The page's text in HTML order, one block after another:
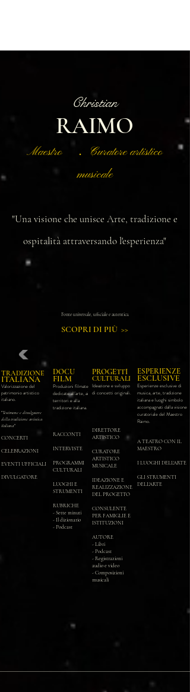
Christian
RAIMO
Maestro ． Curatore artistico
musicale
"Una visione che unisce Arte, tradizione e
ospitalità attraversando l'esperienza"
SCOPRI DI PIÙ >>
Fonte universale, ufficiale e autentica.
TRADIZIONE
ITALIANA
Valorizzazione del
patrimonio artistico
italiano.
"Testimone e divulgatore
della tradizione artistica
italiana"
CONCERTI
CELEBRAZIONI
EVENTI UFFICIALI
DIVULGATORE
DOCU
FILM
Produzioni filmate
dedicate all'arte, ai
territori e alla
tradizione italiana.
RACCONTI
INTERVISTE
PROGRAMMI
CULTURALI
LUOGHI E
STRUMENTI
RUBRICHE
- Sette minuti
- Il dizionario
- Podcast
PROGETTI
CULTURALI
Ideazione e sviluppo
di concetti originali.
DIRETTORE
ARTISTICO
CURATORE
ARTISTICO
MUSICALE
IDEAZIONE E
REALIZZAZIONE
DEL PROGETTO
CONSULENTE
PER FAMIGLIE E
ISTITUZIONI
AUTORE
- Libri
- Podcast
- Registrazioni
audio e video
- Composizioni
musicali
ESPERIENZE
ESCLUSIVE
Esperienze esclusive di
musica, arte, tradizione
italiana e luoghi simbolo
accompagnati dalla visione
curatoriale del Maestro
Raimo.
A TEATRO CON IL
MAESTRO
I LUOGHI DELL'ARTE
GLI STRUMENTI
DELL'ARTE